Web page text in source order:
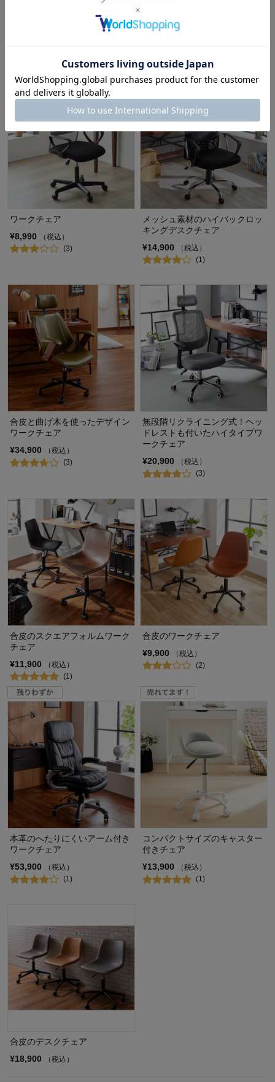
アイポール/iPole
ワークチェア
¥8,990
（税込）
(3)
メッシュ素材のハイバックロッ
キングデスクチェア
¥14,900
（税込）
(1)
合皮と曲げ木を使ったデザイン
ワークチェア
¥34,900
（税込）
(3)
無段階リクライニング式！ヘッ
ドレストも付いたハイタイプワ
ークチェア
¥20,900
（税込）
(3)
合皮のスクエアフォルムワーク
チェア
¥11,900
（税込）
(1)
合皮のワークチェア
¥9,900
（税込）
(2)
本革のへたりにくいアーム付き
ワークチェア
¥53,900
（税込）
(1)
コンパクトサイズのキャスター
付きチェア
¥13,900
（税込）
(1)
合皮のデスクチェア
¥18,900
（税込）